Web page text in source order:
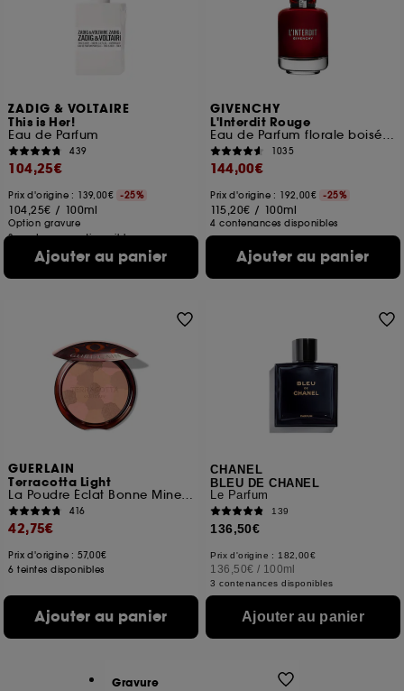
ZADIG & VOLTAIRE
This is Her!
Eau de Parfum
439
104,25€
Prix d'origine : 139,00€ -25%
104,25€ / 100ml
Option gravure
3 contenances disponibles
Ajouter au panier
GIVENCHY
L'Interdit Rouge
Eau de Parfum florale boisée épicée pour femme
1035
144,00€
Prix d'origine : 192,00€ -25%
115,20€ / 100ml
4 contenances disponibles
Ajouter au panier
GUERLAIN
Terracotta Light
La Poudre Éclat Bonne Mine Naturelle
416
42,75€
Prix d'origine : 57,00€
6 teintes disponibles
Ajouter au panier
CHANEL
BLEU DE CHANEL
Le Parfum
139
136,50€
Prix d'origine : 182,00€
136,50€ / 100ml
3 contenances disponibles
Ajouter au panier
Gravure
ou en magasin. Pour refuser tous les cookies, cliques
moment choisir de retirer votrte consentement. Si vous
souhaitez obtenir plus d'information sur les cookies